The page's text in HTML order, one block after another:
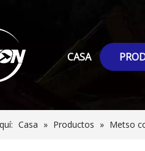
CASA
Casa » Productos » Metso